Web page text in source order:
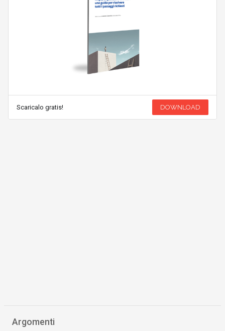
Scaricalo gratis! DOWNLOAD
Argomenti